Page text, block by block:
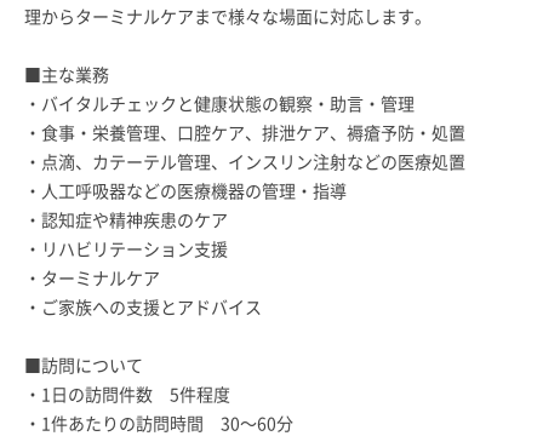
理からターミナルケアまで様々な場面に対応します。
■主な業務
・バイタルチェックと健康状態の観察・助言・管理
・食事・栄養管理、口腔ケア、排泄ケア、褥瘡予防・処置
・点滴、カテーテル管理、インスリン注射などの医療処置
・人工呼吸器などの医療機器の管理・指導
・認知症や精神疾患のケア
・リハビリテーション支援
・ターミナルケア
・ご家族への支援とアドバイス
■訪問について
・1日の訪問件数 5件程度
・1件あたりの訪問時間 30～60分